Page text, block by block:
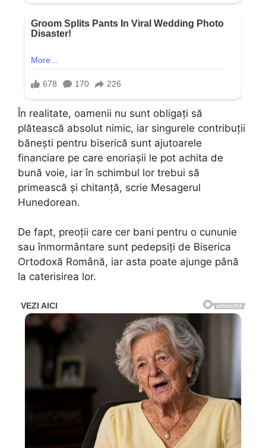
În realitate, oamenii nu sunt obligați să
plătească absolut nimic, iar singurele contribuții
bănești pentru biserică sunt ajutoarele
financiare pe care enoriașii le pot achita de
bună voie, iar în schimbul lor trebui să
primească și chitanță, scrie Mesagerul
Hunedorean.
De fapt, preoții care cer bani pentru o cununie
sau înmormântare sunt pedepsiți de Biserica
Ortodoxă Română, iar asta poate ajunge până
la caterisirea lor.